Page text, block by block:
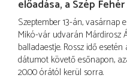
előadása, a Szép
Szeptember 13-án,
Mikó-vár udvarán Márdirosz
balladaestje. Rossz idő
dátumot követő esőnapon,
20.00 órától kerül sorra.